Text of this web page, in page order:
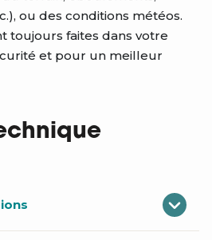
ou des conditions météos.
toujours faites dans votre
et pour un meilleur